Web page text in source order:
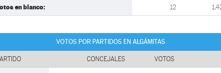
en blanco: 12
VOTOS POR PARTIDOS EN ALGÁMITAS
CONCEJALES VOTOS